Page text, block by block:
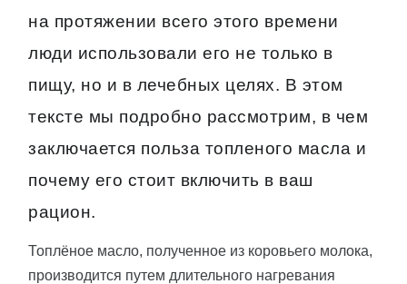
на протяжении всего этого времени
люди использовали его не только в
пищу, но и в лечебных целях. В этом
тексте мы подробно рассмотрим, в чем
заключается польза топленого масла и
почему его стоит включить в ваш
рацион.
Топлёное масло, полученное из коровьего молока,
производится путем длительного нагревания